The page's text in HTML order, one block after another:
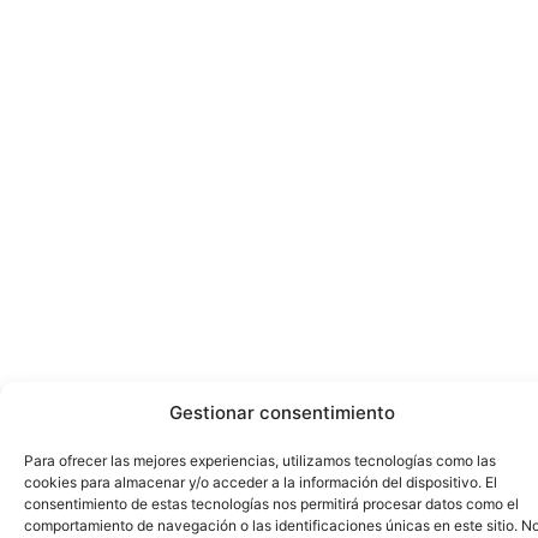
Gestionar consentimiento
Para ofrecer las mejores experiencias, utilizamos tecnologías como las
cookies para almacenar y/o acceder a la información del dispositivo. El
consentimiento de estas tecnologías nos permitirá procesar datos como el
comportamiento de navegación o las identificaciones únicas en este sitio.